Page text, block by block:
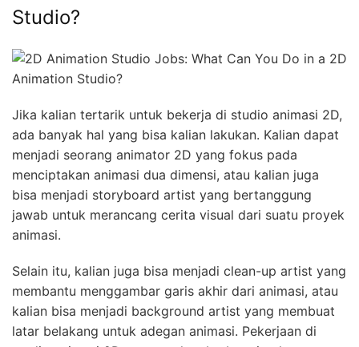
Studio?
Jika kalian tertarik untuk bekerja di studio animasi 2D,
ada banyak hal yang bisa kalian lakukan. Kalian dapat
menjadi seorang animator 2D yang fokus pada
menciptakan animasi dua dimensi, atau kalian juga
bisa menjadi storyboard artist yang bertanggung
jawab untuk merancang cerita visual dari suatu proyek
animasi.
Selain itu, kalian juga bisa menjadi clean-up artist yang
membantu menggambar garis akhir dari animasi, atau
kalian bisa menjadi background artist yang membuat
latar belakang untuk adegan animasi. Pekerjaan di